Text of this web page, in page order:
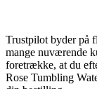
Trustpilot byder på
mange nuværende
foretrække, at du
Rose Tumbling